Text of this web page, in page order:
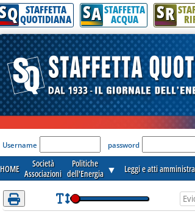
per lèggere interamente la notizia.
Q STAFFETTA
QUOTIDIANA SA STAFFETTA
ACQUA SR
'Modulo Login per accedere'
Username password
HOME
Società
Associazioni
Politiche
dell'Energia ▼ Leggi e atti